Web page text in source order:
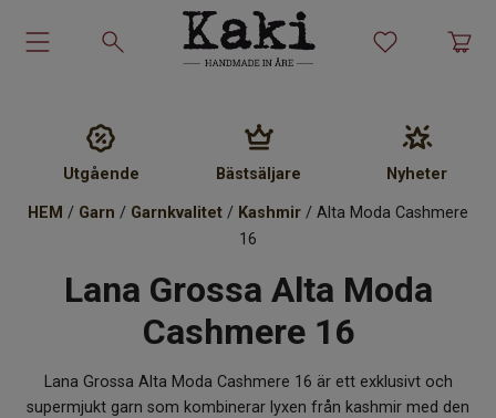
Garn
Stickmönster
Tillbehör
Ullprodukter
Presenter
Utgående Bästsäljare Nyheter
HEM / Garn / Garnkvalitet / Kashmir / Alta Moda Cashmere
16
Lana Grossa Alta Moda
Cashmere 16
Lana Grossa Alta Moda Cashmere 16 är ett exklusivt och
supermjukt garn som kombinerar lyxen från kashmir med den